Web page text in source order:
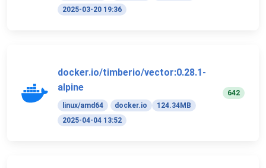
2025-03-20 19:36
docker.io/timberio/vector:0.28.1-
alpine
linux/amd64 docker.io
124.34MB
2025-04-04 13:52
642